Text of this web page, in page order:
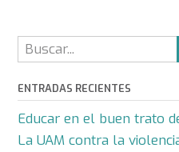
ENTRADAS RECIENTES
Educar en el buen trato
La UAM contra la